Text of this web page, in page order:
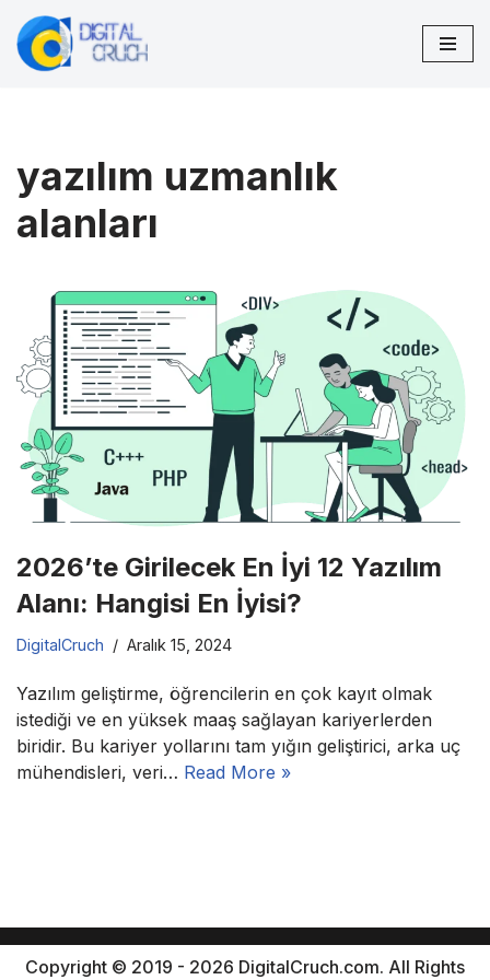
İçeriğe
yazılım uzmanlık
alanları
2026’te Girilecek En İyi 12 Yazılım
Alanı: Hangisi En İyisi?
DigitalCruch Aralık 15, 2024
Yazılım geliştirme, öğrencilerin en çok kayıt olmak
istediği ve en yüksek maaş sağlayan kariyerlerden
biridir. Bu kariyer yollarını tam yığın geliştirici, arka uç
mühendisleri, veri… Read More »
Copyright © 2019 - 2026 DigitalCruch.com. All Rights